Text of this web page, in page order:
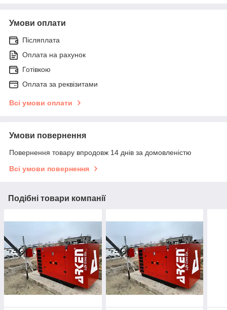
Умови оплати
Післяплата
Оплата на рахунок
Готівкою
Оплата за реквізитами
Всі умови оплати
Умови повернення
Повернення товару впродовж 14 днів за домовленістю
Всі умови повернення
Подібні товари компанії